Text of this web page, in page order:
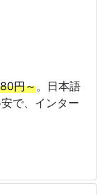
円～。日本語
で、インター